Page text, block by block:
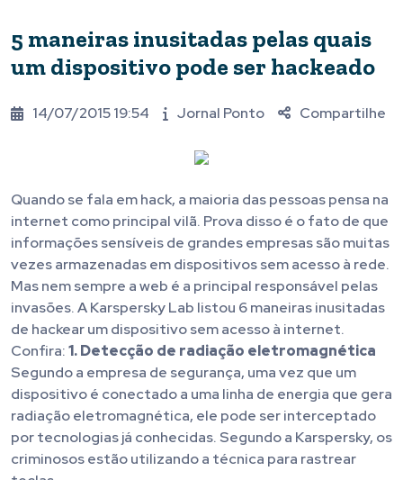
5 maneiras inusitadas pelas quais
um dispositivo pode ser hackeado
14/07/2015 19:54 Jornal Ponto Compartilhe
Quando se fala em hack, a maioria das pessoas pensa na
internet como principal vilã. Prova disso é o fato de que
informações sensíveis de grandes empresas são muitas
vezes armazenadas em dispositivos sem acesso à rede.
Mas nem sempre a web é a principal responsável pelas
invasões. A Karspersky Lab listou 6 maneiras inusitadas
de hackear um dispositivo sem acesso à internet.
Confira:1. Detecção de radiação eletromagnética
Segundo a empresa de segurança, uma vez que um
dispositivo é conectado a uma linha de energia que gera
radiação eletromagnética, ele pode ser interceptado
por tecnologias já conhecidas. Segundo a Karspersky, os
criminosos estão utilizando a técnica para rastrear